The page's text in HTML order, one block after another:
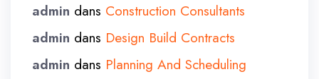
admin dans Construction Consultants
admin dans Design Build Contracts
admin dans Planning And Scheduling